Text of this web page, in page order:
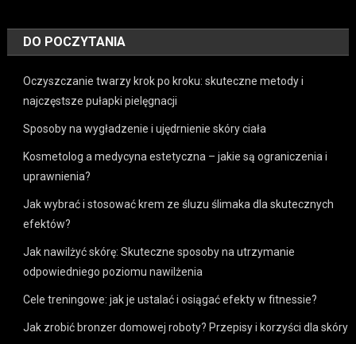
DO POCZYTANIA
Oczyszczanie twarzy krok po kroku: skuteczne metody i
najczęstsze pułapki pielęgnacji
Sposoby na wygładzenie i ujędrnienie skóry ciała
Kosmetolog a medycyna estetyczna – jakie są ograniczenia i
uprawnienia?
Jak wybrać i stosować krem ze śluzu ślimaka dla skutecznych
efektów?
Jak nawilżyć skórę: Skuteczne sposoby na utrzymanie
odpowiedniego poziomu nawilżenia
Cele treningowe: jak je ustalać i osiągać efekty w fitnessie?
Jak zrobić bronzer domowej roboty? Przepisy i korzyści dla skóry